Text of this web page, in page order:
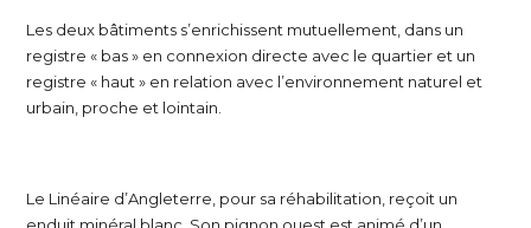
Les deux bâtiments s’enrichissent mutuellement, dans un
registre « bas » en connexion directe avec le quartier et un
registre « haut » en relation avec l’environnement naturel et
urbain, proche et lointain.
Le Linéaire d’Angleterre, pour sa réhabilitation, reçoit un